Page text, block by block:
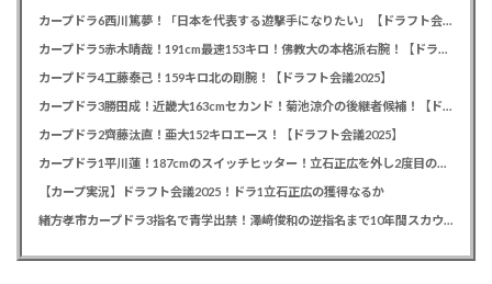
カープドラ6西川篤夢！「日本を代表する遊撃手になりたい」【ドラフト会議2025】
カープドラ5赤木晴哉！191cm最速153キロ！佛教大の本格派右腕！【ドラフト会議2025】
カープドラ4工藤泰己！159キロ北の剛腕！【ドラフト会議2025】
カープドラ3勝田成！近畿大163cmセカンド！菊池涼介の後継者候補！【ドラフト会議2025】
カープドラ2齊藤汰直！亜大152キロエース！【ドラフト会議2025】
カープドラ1平川蓮！187cmのスイッチヒッター！立石正広を外し2度目の重複も新井監督がクジを引き当てる！【ドラフト会議2025】
【カープ実況】ドラフト会議2025！ドラ1立石正広の獲得なるか
緒方孝市カープドラ3指名で青学出禁！澤﨑俊和の逆指名まで10年間スカウト出禁